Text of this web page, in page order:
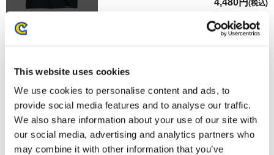
This website uses cookies
We use cookies to personalise content and ads, to
provide social media features and to analyse our traffic.
We also share information about your use of our site with
our social media, advertising and analytics partners who
may combine it with other information that you’ve
4,480円 (税込)
『モンスターハンターワイルズ』シーンイラストTシャツ